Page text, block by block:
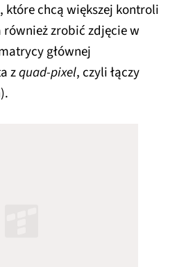
które chcą większej kontroli
zrobić zdjęcie w
głównej
zquad-pixel, czyli łączy